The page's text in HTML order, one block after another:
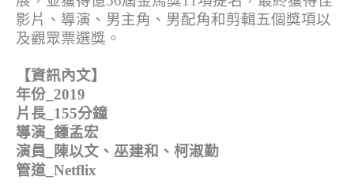
影片、導演、男主角、男配角和剪輯五個獎項以
及觀眾票選獎。
【資訊內文】
年份_2019
片長_155分鐘
導演_鍾孟宏
演員_陳以文、巫建和、柯淑勤
管道_Netflix